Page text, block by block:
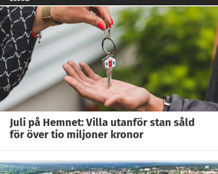
Juli på Hemnet: Villa utanför stan såld
för över tio miljoner kronor